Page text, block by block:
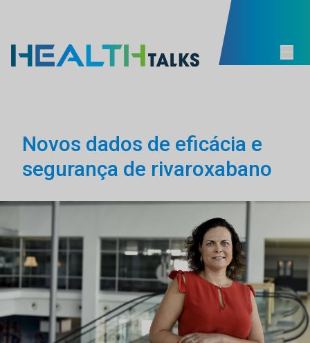
Novos dados de eficácia e
segurança de rivaroxabano